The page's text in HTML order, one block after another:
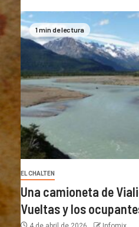
1 min de lectura
EL CHALTEN
Una camioneta de
Vueltas y los